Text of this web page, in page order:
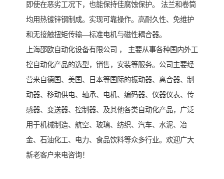
即使在恶劣工况下，也能保持佳腐蚀保护。 法兰和卷筒
均用热镀锌钢制成。实现可靠操作。高耐久性、免维护
和无接触扭矩传输—标准电机与磁性耦合器。
上海邵欧自动化设备有限公司 ， 主要从事各种国内外工
控自动化产品的选型，销售，安装等服务。公司主要经
营来自德国、美国、日本等国际的振动器、离合器、制
动器、移动供电、轴承、电机、编码器、仪器仪表、传
感器、变送器、控制器、及其他各类自动化产品，广泛
用于机械制造、航空、玻璃、纺织、汽车、水泥、冶
金、石油化工、电力、食品饮料等众多行业。欢迎广大
新老客户来电咨询！